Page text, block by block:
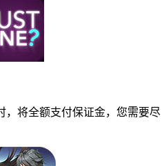
将全额支付保证金，您需要尽